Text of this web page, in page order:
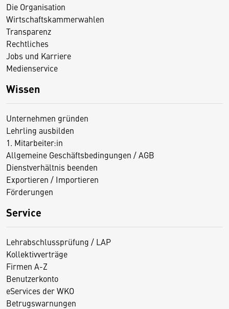
Die Organisation
Wirtschaftskammerwahlen
Transparenz
Rechtliches
Jobs und Karriere
Medienservice
Wissen
Unternehmen gründen
Lehrling ausbilden
1. Mitarbeiter:in
Allgemeine Geschäftsbedingungen / AGB
Dienstverhältnis beenden
Exportieren / Importieren
Förderungen
Service
Lehrabschlussprüfung / LAP
Kollektivverträge
Firmen A-Z
Benutzerkonto
eServices der WKO
Betrugswarnungen